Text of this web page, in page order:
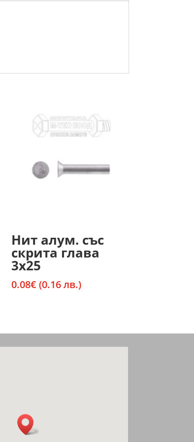
Нит алум. със
скрита глава
3х25
0.08€ (0.16 лв.)